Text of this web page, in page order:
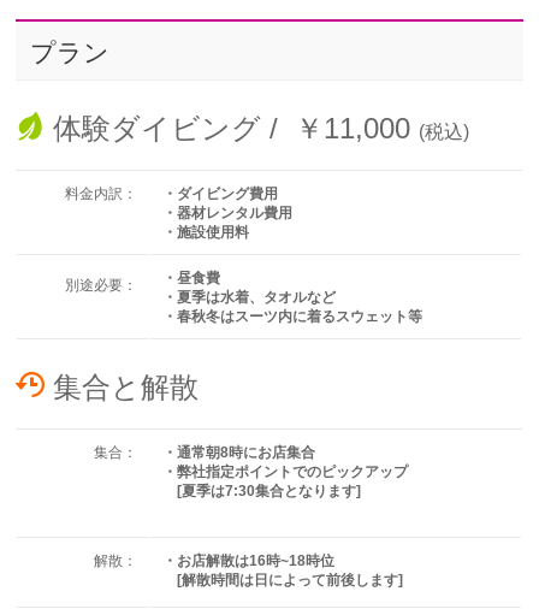
プラン
体験ダイビング / ￥11,000 (税込)
料金内訳：
・ダイビング費用
・器材レンタル費用
・施設使用料
別途必要：
・昼食費
・夏季は水着、タオルなど
・春秋冬はスーツ内に着るスウェット等
集合と解散
集合：
・通常朝8時にお店集合
・弊社指定ポイントでのピックアップ
[夏季は7:30集合となります]
解散：
・お店解散は16時~18時位
[解散時間は日によって前後します]